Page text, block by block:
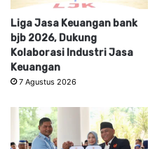
Liga Jasa Keuangan bank
bjb 2026, Dukung
Kolaborasi Industri Jasa
Keuangan
7 Agustus 2026